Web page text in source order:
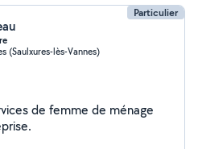
Particulier
(Saulxures-lès-Vannes)
de femme de ménage